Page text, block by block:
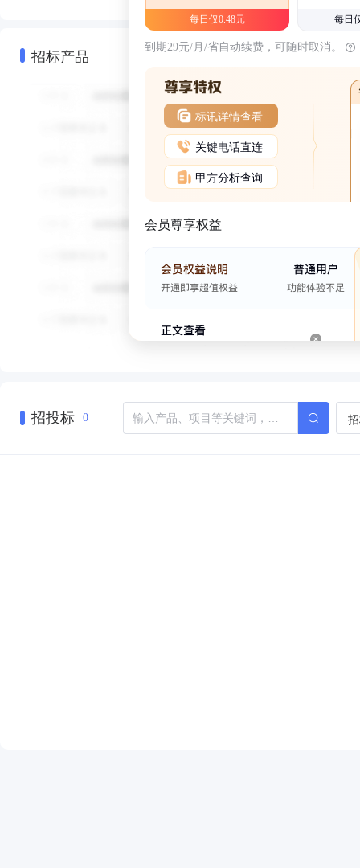
招标产品
每日仅0.48元 每日
到期29元/月/省自动续费，可随时取消。
标讯详情查看
关键电话直连
甲方分析查询
会员尊享权益
招投标 0